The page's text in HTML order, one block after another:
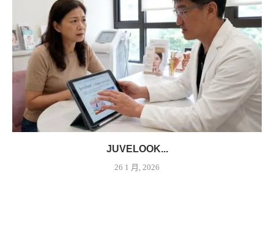
JUVELOOK...
26 1 月, 2026